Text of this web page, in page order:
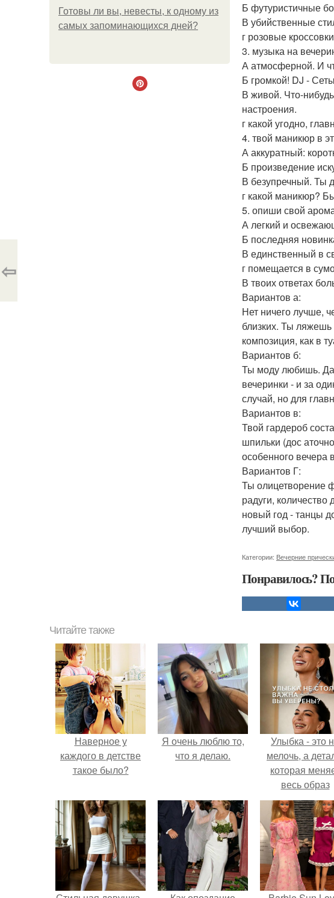
Готовы ли вы, невесты, к одному из
самых запоминающихся дней?
Б футуристичные
В убийственные
г розовые
3. музыка на
А атмосферной. И
Б громкой! DJ -
В живой. Что-
настроения.
г какой угодно,
4. твой маникюр в
А аккуратный:
Б произведение
В безупречный. Ты
г какой маникюр?
5. опиши свой
А легкий и
Б последняя
В единственный в
г помещается в
В твоих ответах
Вариантов а:
Нет ничего лучше,
близких. Ты ляжешь
композиция, как в
Вариантов б:
Ты моду любишь.
вечеринки - и за
случай, но для
Вариантов в:
Твой гардероб
шпильки (дос
особенного
Вариантов Г:
Ты олицетворение
радуги,
новый год - танцы
лучший выбор.
Категории: Вечерние
Понравилось?
⇦
Читайте также
Наверное у
каждого в детстве
такое было?
Я очень люблю то,
что я делаю.
Улыбка - это
мелочь, а
которая
весь образ
человека.